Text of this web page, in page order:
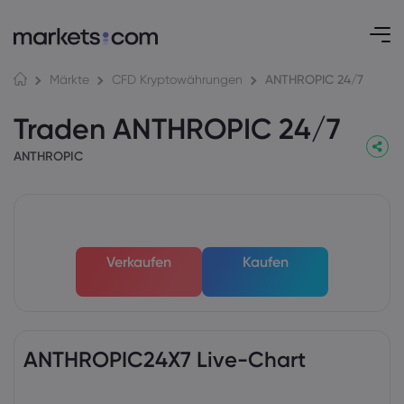
Märkte CFD Kryptowährungen ANTHROPIC 24/7
Traden ANTHROPIC 24/7
ANTHROPIC
Verkaufen Kaufen
ANTHROPIC24X7 Live-Chart